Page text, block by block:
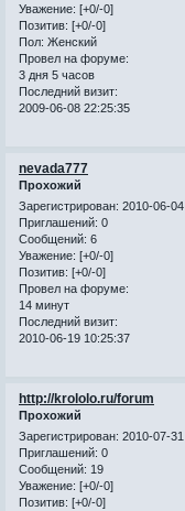
Уважение: [+0/-0]
Позитив: [+0/-0]
Пол: Женский
Провел на форуме:
3 дня 5 часов
Последний визит:
2009-06-08 22:25:35
nevada777
Прохожий
Зарегистрирован: 2010-06-04
Приглашений: 0
Сообщений: 6
Уважение: [+0/-0]
Позитив: [+0/-0]
Провел на форуме:
14 минут
Последний визит:
2010-06-19 10:25:37
http://krololo.ru/forum
Прохожий
Зарегистрирован: 2010-07-31
Приглашений: 0
Сообщений: 19
Уважение: [+0/-0]
Позитив: [+0/-0]